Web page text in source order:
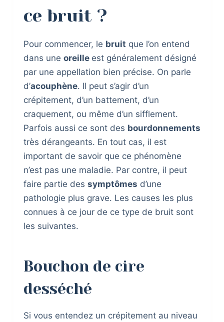
ce bruit ?
Pour commencer, le bruit que l’on entend
dans une oreille est généralement désigné
par une appellation bien précise. On parle
d’acouphène. Il peut s’agir d’un
crépitement, d’un battement, d’un
craquement, ou même d’un sifflement.
Parfois aussi ce sont des bourdonnements
très dérangeants. En tout cas, il est
important de savoir que ce phénomène
n’est pas une maladie. Par contre, il peut
faire partie des symptômes d’une
pathologie plus grave. Les causes les plus
connues à ce jour de ce type de bruit sont
les suivantes.
Bouchon de cire
desséché
Si vous entendez un crépitement au niveau